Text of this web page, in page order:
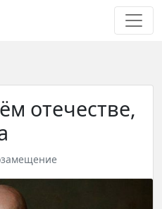
отечестве,